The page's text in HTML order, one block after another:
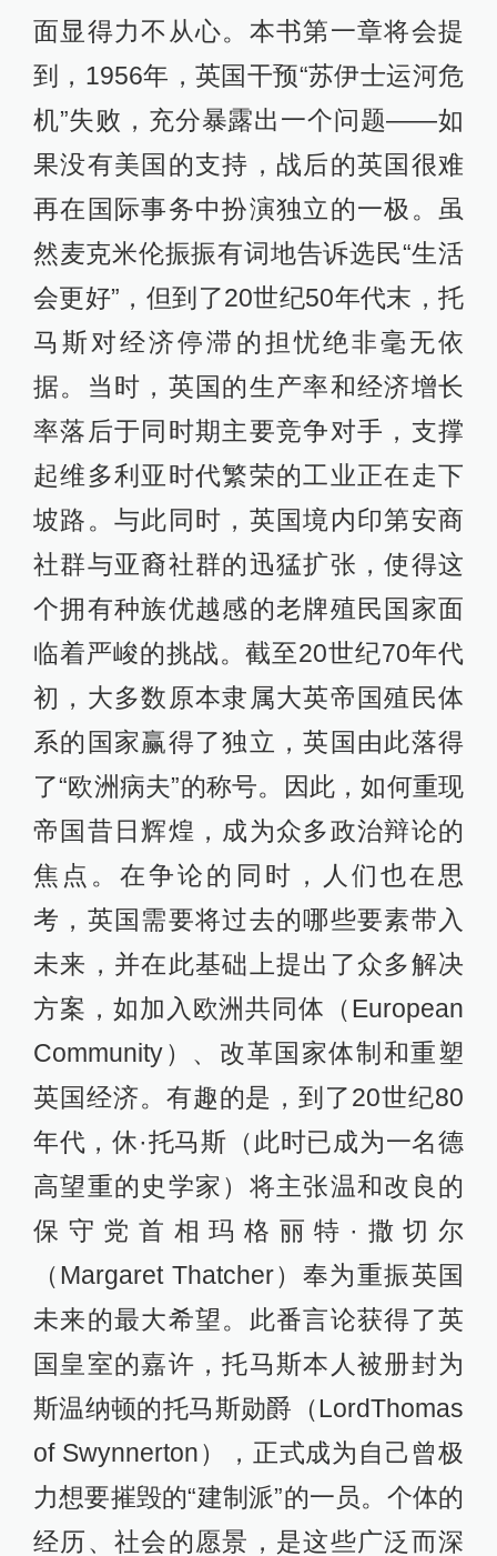
面显得力不从心。本书第一章将会提
到，1956年，英国干预“苏伊士运河危
机”失败，充分暴露出一个问题——如
果没有美国的支持，战后的英国很难
再在国际事务中扮演独立的一极。虽
然麦克米伦振振有词地告诉选民“生活
会更好”，但到了20世纪50年代末，托
马斯对经济停滞的担忧绝非毫无依
据。当时，英国的生产率和经济增长
率落后于同时期主要竞争对手，支撑
起维多利亚时代繁荣的工业正在走下
坡路。与此同时，英国境内印第安商
社群与亚裔社群的迅猛扩张，使得这
个拥有种族优越感的老牌殖民国家面
临着严峻的挑战。截至20世纪70年代
初，大多数原本隶属大英帝国殖民体
系的国家赢得了独立，英国由此落得
了“欧洲病夫”的称号。因此，如何重现
帝国昔日辉煌，成为众多政治辩论的
焦点。在争论的同时，人们也在思
考，英国需要将过去的哪些要素带入
未来，并在此基础上提出了众多解决
方案，如加入欧洲共同体（European
Community）、改革国家体制和重塑
英国经济。有趣的是，到了20世纪80
年代，休·托马斯（此时已成为一名德
高望重的史学家）将主张温和改良的
保守党首相玛格丽特·撒切尔
（Margaret Thatcher）奉为重振英国
未来的最大希望。此番言论获得了英
国皇室的嘉许，托马斯本人被册封为
斯温纳顿的托马斯勋爵（LordThomas
of Swynnerton），正式成为自己曾极
力想要摧毁的“建制派”的一员。个体的
经历、社会的愿景，是这些广泛而深